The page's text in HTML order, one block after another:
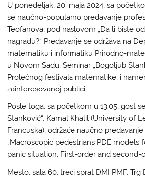
U ponedeljak, 20. maja 2024, sa
se naučno-popularno predavanje
Teofanova, pod naslovom „Da li biste
nagradu?“ Predavanje se održava na
matematiku i informatiku Prirodno-
u Novom Sadu, Seminar „Bogoljub
Prolećnog festivala matematike, i
zainteresovanoj publici.
Posle toga, sa početkom u 13.05, gost
Stanković“, Kamal Khalil (University of
Francuska), održaće naučno
„Macroscopic pedestrians PDE models
panic situation: First-order and second-
Mesto: sala 60, treći sprat DMI PMF, Trg